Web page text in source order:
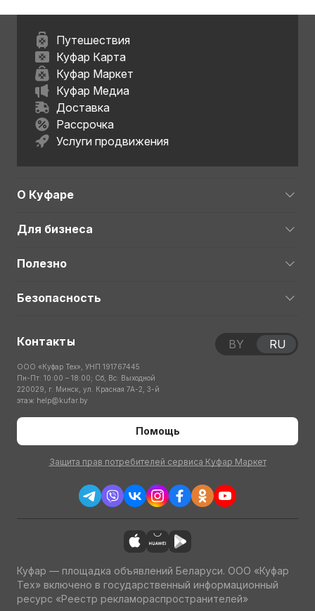
Путешествия
Куфар Карта
Куфар Маркет
Куфар Медиа
Доставка
Рассрочка
Услуги продвижения
О Куфаре
Для бизнеса
Полезно
Безопасность
Контакты
ООО «Куфар Тех», УНП 191767445
Пн-Пт: 10:00 – 18:00; Сб, Вс: Выходной
220029, г. Минск, ул. Красная 7А-2, 3-й
этаж help@kufar.by
Помощь
Защита прав потребителей сервиса Куфар Маркет
BY RU
Куфар — площадка объявлений Беларуси. ООО «Куфар
Тех» включено в государственный информационный
ресурс «Реестр рекламораспространителей»